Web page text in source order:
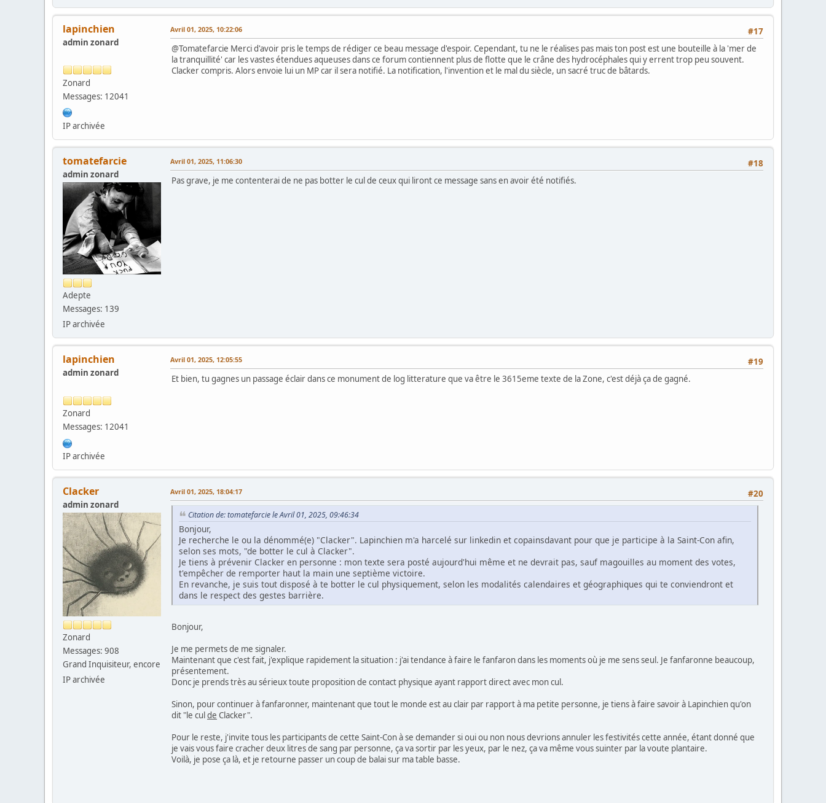
lapinchien
admin zonard
Zonard
Messages: 12041
IP archivée
#17
Avril 01, 2025, 10:22:06
@Tomatefarcie Merci d'avoir pris le temps de rédiger ce beau message d'espoir. Cependant, tu ne le réalises pas mais ton post est une bouteille à la 'mer de
la tranquillité' car les vastes étendues aqueuses dans ce forum contiennent plus de flotte que le crâne des hydrocéphales qui y errent trop peu souvent.
Clacker compris. Alors envoie lui un MP car il sera notifié. La notification, l'invention et le mal du siècle, un sacré truc de bâtards.
tomatefarcie
admin zonard
Adepte
Messages: 139
IP archivée
#18
Avril 01, 2025, 11:06:30
Pas grave, je me contenterai de ne pas botter le cul de ceux qui liront ce message sans en avoir été notifiés.
lapinchien
admin zonard
Zonard
Messages: 12041
IP archivée
#19
Avril 01, 2025, 12:05:55
Et bien, tu gagnes un passage éclair dans ce monument de log litterature que va être le 3615eme texte de la Zone, c'est déjà ça de gagné.
Clacker
admin zonard
Zonard
Messages: 908
Grand Inquisiteur, encore
IP archivée
#20
Avril 01, 2025, 18:04:17
Citation de: tomatefarcie le Avril 01, 2025, 09:46:34
Bonjour,
Je recherche le ou la dénommé(e) "Clacker". Lapinchien m'a harcelé sur linkedin et copainsdavant pour que je participe à la Saint-Con afin,
selon ses mots, "de botter le cul à Clacker".
Je tiens à prévenir Clacker en personne : mon texte sera posté aujourd'hui même et ne devrait pas, sauf magouilles au moment des votes,
t'empêcher de remporter haut la main une septième victoire.
En revanche, je suis tout disposé à te botter le cul physiquement, selon les modalités calendaires et géographiques qui te conviendront et
dans le respect des gestes barrière.
Bonjour,
Je me permets de me signaler.
Maintenant que c'est fait, j'explique rapidement la situation : j'ai tendance à faire le fanfaron dans les moments où je me sens seul. Je fanfaronne beaucoup,
présentement.
Donc je prends très au sérieux toute proposition de contact physique ayant rapport direct avec mon cul.
Sinon, pour continuer à fanfaronner, maintenant que tout le monde est au clair par rapport à ma petite personne, je tiens à faire savoir à Lapinchien qu'on
dit "le culde Clacker".
Pour le reste, j'invite tous les participants de cette Saint-Con à se demander si oui ou non nous devrions annuler les festivités cette année, étant donné que
je vais vous faire cracher deux litres de sang par personne, ça va sortir par les yeux, par le nez, ça va même vous suinter par la voute plantaire.
Voilà, je pose ça là, et je retourne passer un coup de balai sur ma table basse.